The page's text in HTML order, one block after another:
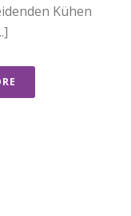
Kühen